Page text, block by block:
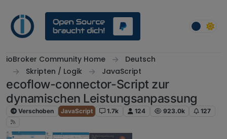
ioBroker Community Home
Deutsch
Skripten / Logik
JavaScript
ecoflow-connector-Script zur
dynamischen Leistungsanpassung
Verschoben JavaScript 1.7k 124 923.0k 127